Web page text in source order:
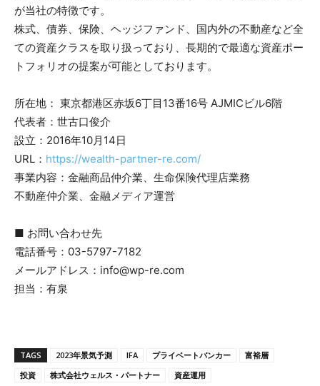
が当社の特徴です。
株式、債券、保険、ヘッジファンド、国内外の不動産など全
ての資産クラスを取り扱っており、長期的で最適な資産ポー
トフォリオの提案が可能としております。
所在地： 東京都港区赤坂6丁目13番16号 AJMICビル6階
代表者：世古口俊介
設立：2016年10月14日
URL： https://wealth-partner-re.com/
事業内容：金融商品仲介業、生命保険代理店業務
不動産仲介業、金融メディア運営
■ お問い合わせ先
電話番号：03-5797-7182
メールアドレス：info@wp-re.com
担当：有泉
TAGS 2023年景気予測 IFA プライベートバンカー
富裕層
投資
株式会社ウェルス・パートナー 資産運用